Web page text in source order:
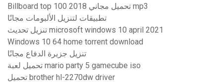
Billboard top 100 2018 تحميل مجاني mp3
تطبيقات لتنزيل الألبومات مجانًا
تنزيل تحديث microsoft windows 10 april 2021
Windows 10 64 home torrent download
تنزيل جزيرة الدفاع مجانًا
تحميل لعبة mario party 5 gamecube iso
تحميل brother hl-2270dw driver